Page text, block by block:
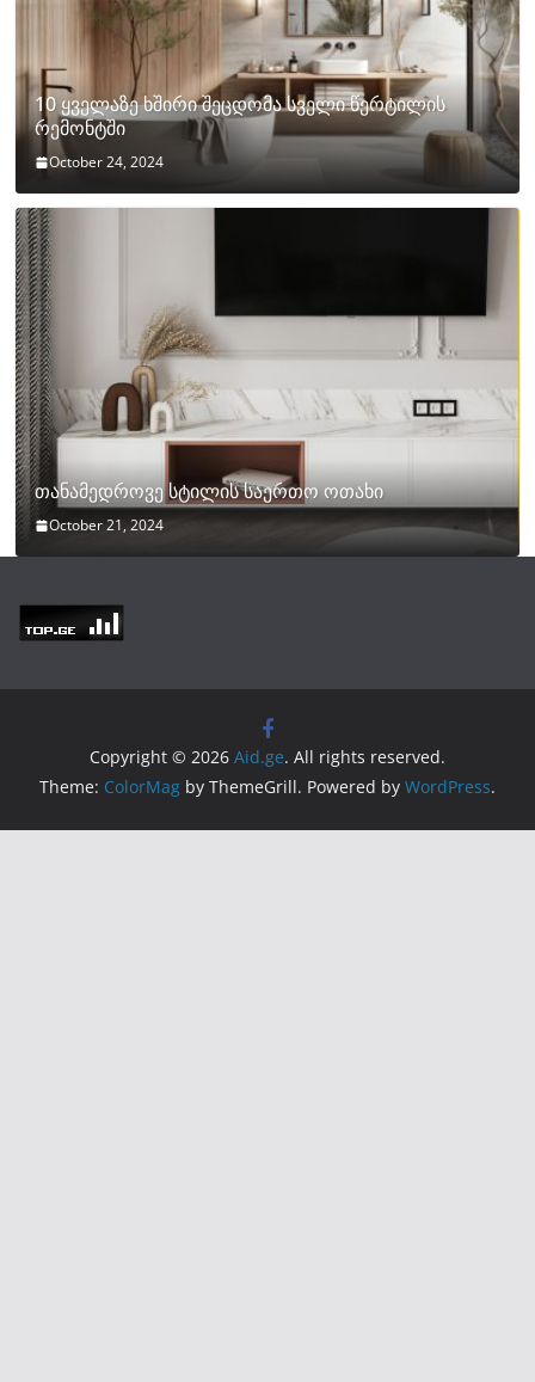
10 ყველაზე ხშირი შეცდომა სველი წერტილის
რემონტში
October 24, 2024
თანამედროვე სტილის საერთო ოთახი
October 21, 2024
Copyright © 2026 Aid.ge. All rights reserved.
Theme: ColorMag by ThemeGrill. Powered by WordPress.